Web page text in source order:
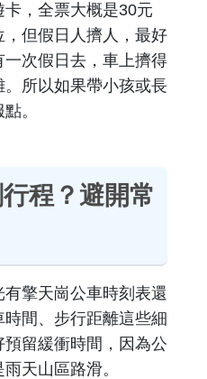
，全票大概是30元
但假日人擠人，最好
次假日去，車上擠得
所以如果帶小孩或長
。
程？避開常
擎天崗公車時刻表還
間、步行距離這些細
留緩衝時間，因為公
天山區路滑。